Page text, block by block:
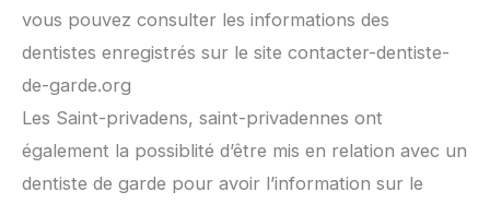
vous pouvez consulter les informations des
dentistes enregistrés sur le site contacter-dentiste-
de-garde.org
Les Saint-privadens, saint-privadennes ont
également la possiblité d’être mis en relation avec un
dentiste de garde pour avoir l’information sur le